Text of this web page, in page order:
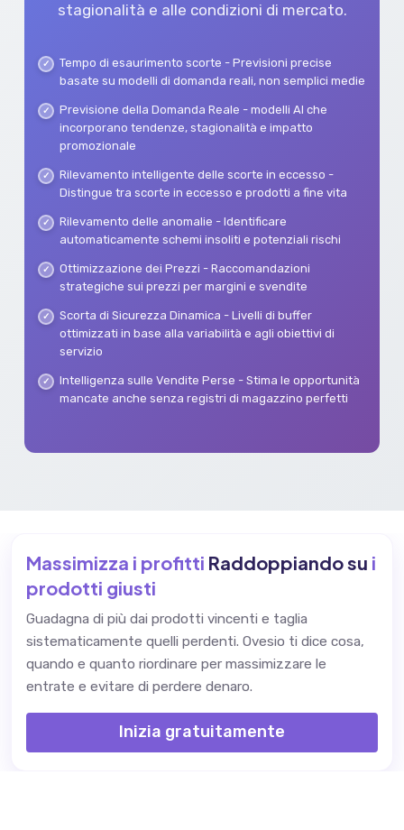
stagionalità e alle condizioni di mercato.
Tempo di esaurimento scorte - Previsioni precise
basate su modelli di domanda reali, non semplici medie
Previsione della Domanda Reale - modelli AI che
incorporano tendenze, stagionalità e impatto
promozionale
Rilevamento intelligente delle scorte in eccesso -
Distingue tra scorte in eccesso e prodotti a fine vita
Rilevamento delle anomalie - Identificare
automaticamente schemi insoliti e potenziali rischi
Ottimizzazione dei Prezzi - Raccomandazioni
strategiche sui prezzi per margini e svendite
Scorta di Sicurezza Dinamica - Livelli di buffer
ottimizzati in base alla variabilità e agli obiettivi di
servizio
Intelligenza sulle Vendite Perse - Stima le opportunità
mancate anche senza registri di magazzino perfetti
Massimizza i profitti Raddoppiando su i
prodotti giusti
Guadagna di più dai prodotti vincenti e taglia
sistematicamente quelli perdenti. Ovesio ti dice cosa,
quando e quanto riordinare per massimizzare le
entrate e evitare di perdere denaro.
Inizia gratuitamente